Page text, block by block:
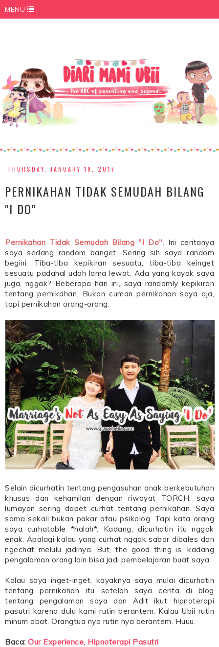
MENU
THURSDAY, JANUARY 19, 2017
PERNIKAHAN TIDAK SEMUDAH BILANG
"I DO"
Pernikahan Tidak Semudah Bilang "I Do". Ini ceritanya
saya sedang random banget. Sering sih saya random
begini. Tiba-tiba kepikiran sesuatu, tiba-tiba keinget
sesuatu padahal udah lama lewat. Ada yang kayak saya
juga, nggak? Beberapa hari ini, saya randomly kepikiran
tentang pernikahan. Bukan cuman pernikahan saya aja,
tapi pernikahan orang-orang.
Selain dicurhatin tentang pengasuhan anak berkebutuhan
khusus dan kehamilan dengan riwayat TORCH, saya
lumayan sering dapet curhat tentang pernikahan. Saya
sama sekali bukan pakar atau psikolog. Tapi kata orang
saya curhatable *halah*. Kadang, dicurhatin itu nggak
enak. Apalagi kalau yang curhat nggak sabar dibales dan
ngechat melulu jadinya. But, the good thing is, kadang
pengalaman orang lain bisa jadi pembelajaran buat saya.
Kalau saya inget-inget, kayaknya saya mulai dicurhatin
tentang pernikahan itu setelah saya cerita di blog
tentang pengalaman saya dan Adit ikut hipnoterapi
pasutri karena dulu kami rutin berantem. Kalau Ubii rutin
minum obat. Orangtua nya rutin nya berantem. Huuu.
Baca: Our Experience, Hipnoterapi Pasutri